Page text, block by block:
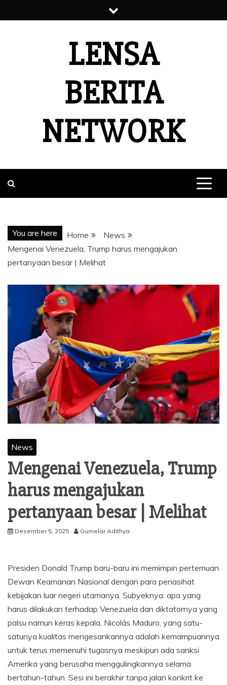
to
LENSA
BERITA
NETWORK
You are here Home
News
Mengenai Venezuela, Trump harus mengajukan
pertanyaan besar | Melihat
News
Mengenai Venezuela, Trump
harus mengajukan
pertanyaan besar | Melihat
Desember 5, 2025 Gumelar Adithya
Presiden Donald Trump baru-baru ini memimpin pertemuan
Dewan Keamanan Nasional dengan para penasihat
kebijakan luar negeri utamanya. Subyeknya: apa yang
harus dilakukan terhadap Venezuela dan diktatornya yang
palsu namun keras kepala, Nicolás Maduro, yang satu-
satunya kualitas mengesankannya adalah kemampuannya
untuk terus memenuhi tugasnya meskipun ada sanksi
Amerika yang berusaha menggulingkannya selama
bertahun-tahun. Sesi ini berakhir tanpa jalan konkrit ke